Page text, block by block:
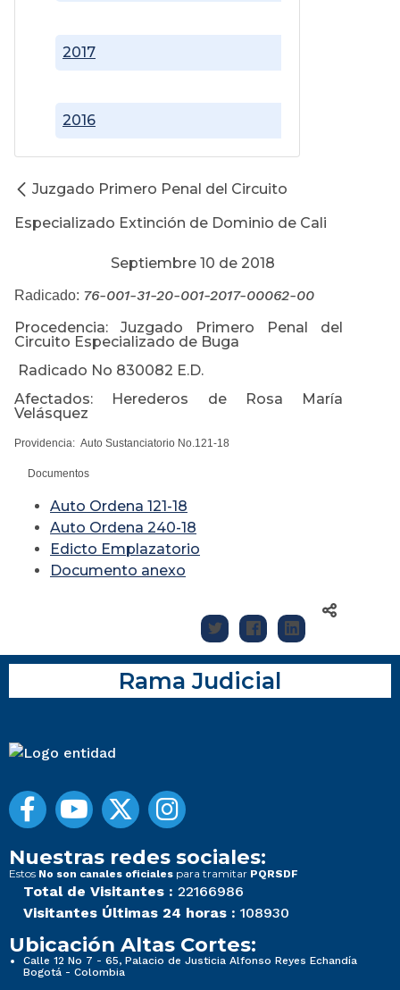
2016
2017
Juzgado Primero Penal del Circuito
Especializado Extinción de Dominio de Cali
Septiembre 10 de 2018
Radicado: 76-001-31-20-001-2017-00062-00
Procedencia: Juzgado Primero Penal del
Circuito Especializado de Buga
Radicado No 830082 E.D.
Afectados: Herederos de Rosa María
Velásquez
Providencia: Auto Sustanciatorio No.121-18
Documentos
Auto Ordena 121-18
Auto Ordena 240-18
Edicto Emplazatorio
Documento anexo
Rama Judicial
Nuestras redes sociales:
Estos No son canales oficiales para tramitar PQRSDF
Total de Visitantes : 22166986
Visitantes Últimas 24 horas : 108930
Ubicación Altas Cortes:
Calle 12 No 7 - 65, Palacio de Justicia Alfonso Reyes Echandía
Bogotá - Colombia